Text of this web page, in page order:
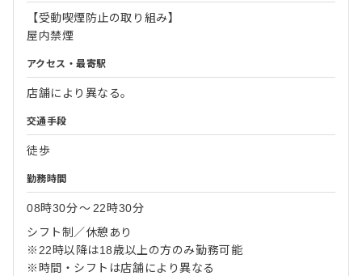
【受動喫煙防止の取り組み】
屋内禁煙
アクセス・最寄駅
店舗により異なる。
交通手段
徒歩
勤務時間
08時30分〜22時30分
シフト制／休憩あり
※22時以降は18歳以上の方のみ勤務可能
※時間・シフトは店舗により異なる